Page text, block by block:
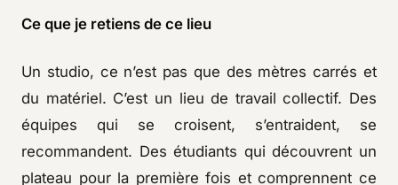
Ce que je retiens de ce lieu
Un studio, ce n’est pas que des mètres carrés et
du matériel. C’est un lieu de travail collectif. Des
équipes qui se croisent, s’entraident, se
recommandent. Des étudiants qui découvrent un
plateau pour la première fois et comprennent ce